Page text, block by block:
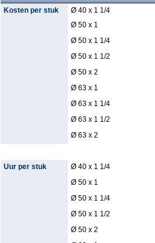
Kosten per stuk Ø 40 x 1 1/4
Ø 50 x 1
Ø 50 x 1 1/4
Ø 50 x 1 1/2
Ø 50 x 2
Ø 63 x 1
Ø 63 x 1 1/4
Ø 63 x 1 1/2
Ø 63 x 2
Uur per stuk Ø 40 x 1 1/4
Ø 50 x 1
Ø 50 x 1 1/4
Ø 50 x 1 1/2
Ø 50 x 2